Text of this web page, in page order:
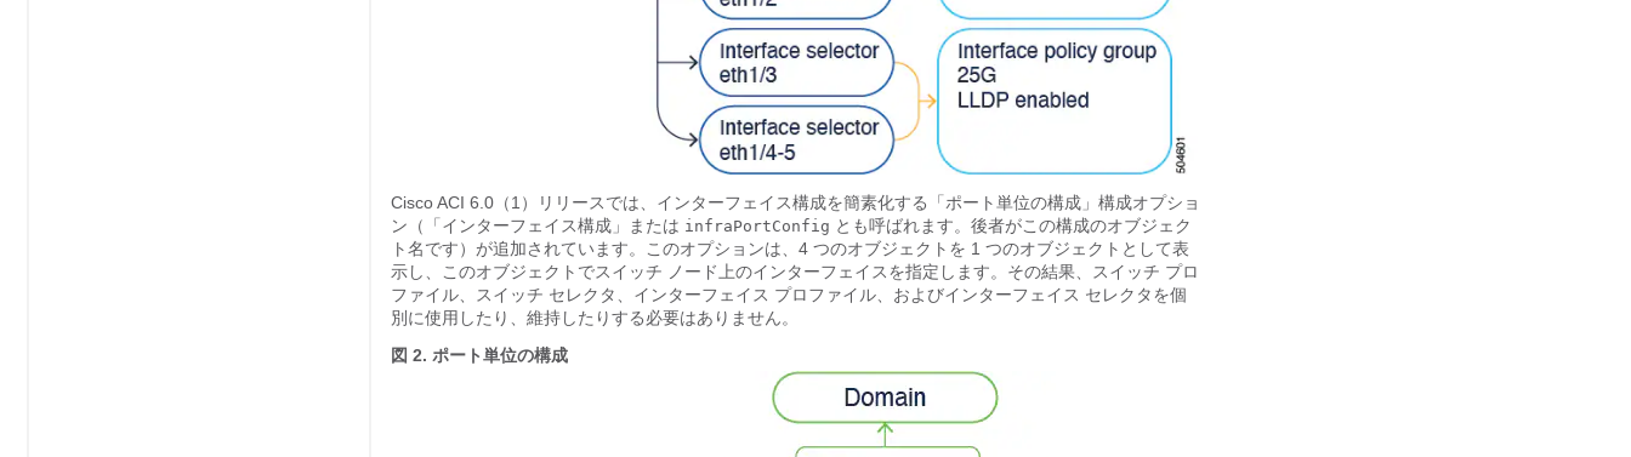
Cisco ACI 6.0（1）リリースでは、インターフェイス構成を簡素化する「ポート単位の構成」構成オプショ
ン（「インターフェイス構成」または infraPortConfig とも呼ばれます。後者がこの構成のオブジェク
ト名です）が追加されています。このオプションは、4 つのオブジェクトを 1 つのオブジェクトとして表
示し、このオブジェクトでスイッチ ノード上のインターフェイスを指定します。その結果、スイッチ プロ
ファイル、スイッチ セレクタ、インターフェイス プロファイル、およびインターフェイス セレクタを個
別に使用したり、維持したりする必要はありません。
図 2. ポート単位の構成